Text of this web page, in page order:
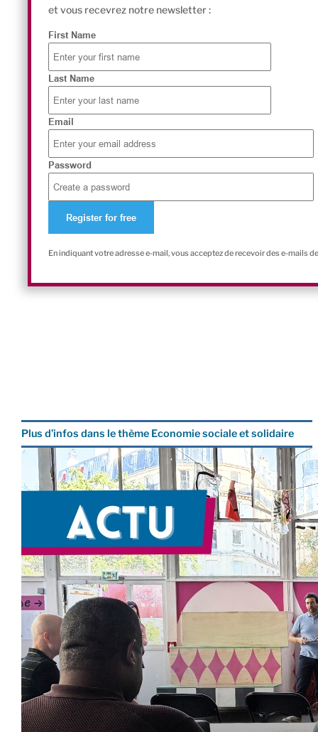
et vous recevrez notre newsletter :
First Name
Last Name
Email
Password
En indiquant votre adresse e-mail, vous acceptez de recevoir des e-mails
Plus d’infos dans le thème Economie sociale et solidaire